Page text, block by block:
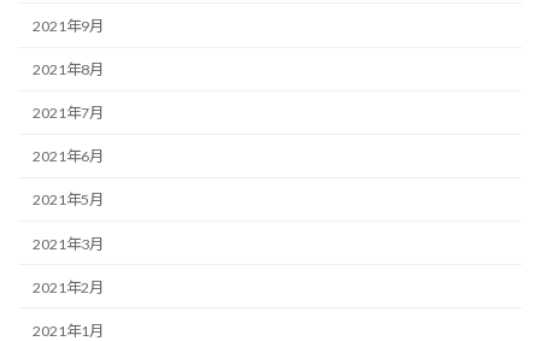
2021年9月
2021年8月
2021年7月
2021年6月
2021年5月
2021年3月
2021年2月
2021年1月